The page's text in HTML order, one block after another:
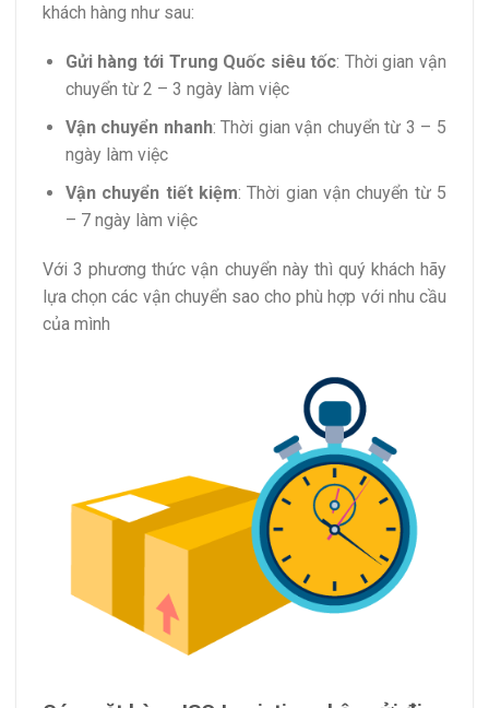
khách hàng như sau:
Gửi hàng tới Trung Quốc siêu tốc: Thời gian vận
chuyển từ 2 – 3 ngày làm việc
Vận chuyển nhanh: Thời gian vận chuyển từ 3 – 5
ngày làm việc
Vận chuyển tiết kiệm: Thời gian vận chuyển từ 5
– 7 ngày làm việc
Với 3 phương thức vận chuyển này thì quý khách hãy
lựa chọn các vận chuyển sao cho phù hợp với nhu cầu
của mình